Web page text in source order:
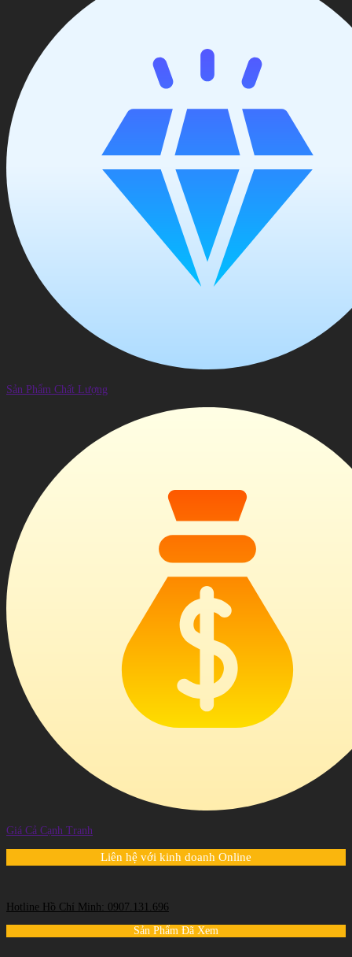
Sản Phẩm Chất Lượng
Giá Cả Cạnh Tranh
Liên hệ với kinh doanh Online
Hotline Hồ Chí Minh: 0907.131.696
Sản Phẩm Đã Xem